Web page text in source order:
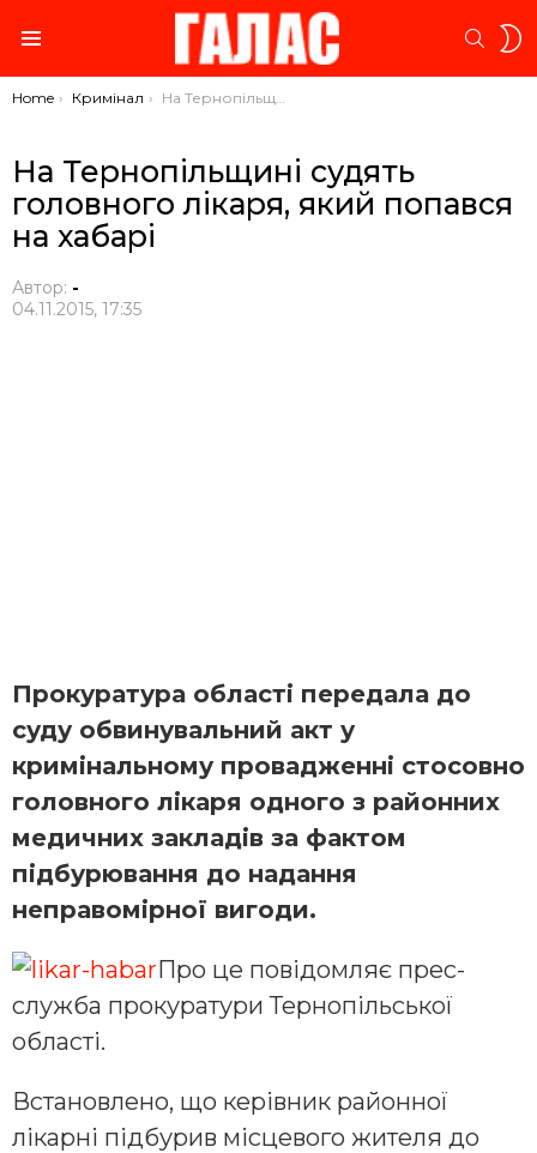
You are here:
Home Кримінал На Тернопільщині судять головного лікаря, який попався на хабарі
На Тернопільщині судять
головного лікаря, який попався
на хабарі
Автор: -
04.11.2015, 17:35
Прокуратура області передала до
суду обвинувальний акт у
кримінальному провадженні стосовно
головного лікаря одного з районних
медичних закладів за фактом
підбурювання до надання
неправомірної вигоди.
Про це повідомляє прес-
служба прокуратури Тернопільської
області.
Встановлено, що керівник районної
лікарні підбурив місцевого жителя до